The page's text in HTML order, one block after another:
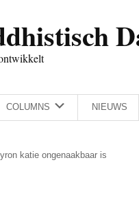
COLUMNS NIEUWS
katie ongenaakbaar is